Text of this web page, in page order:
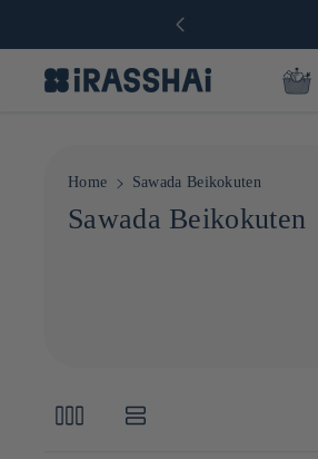
Home Sawada Beikokuten
C
t
Sawada Beikokuten